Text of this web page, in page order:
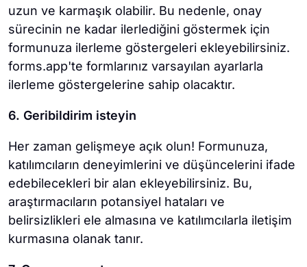
uzun ve karmaşık olabilir. Bu nedenle, onay
sürecinin ne kadar ilerlediğini göstermek için
formunuza ilerleme göstergeleri ekleyebilirsiniz.
forms.app'te formlarınız varsayılan ayarlarla
ilerleme göstergelerine sahip olacaktır.
6. Geribildirim isteyin
Her zaman gelişmeye açık olun! Formunuza,
katılımcıların deneyimlerini ve düşüncelerini ifade
edebilecekleri bir alan ekleyebilirsiniz. Bu,
araştırmacıların potansiyel hataları ve
belirsizlikleri ele almasına ve katılımcılarla iletişim
kurmasına olanak tanır.